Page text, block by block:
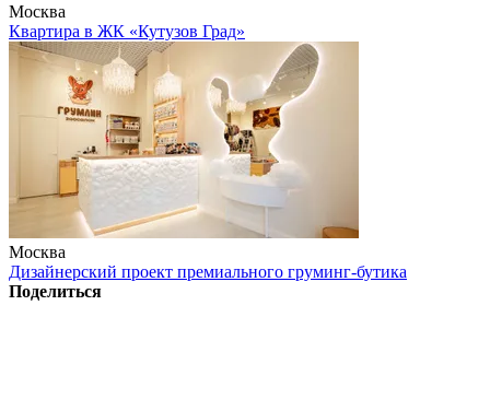
Москва
Квартира в ЖК «Кутузов Град»
Москва
Дизайнерский проект премиального груминг-бутика
Поделиться